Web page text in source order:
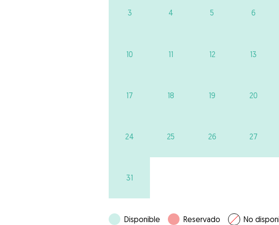
3 4 5 6
10 11 12 13
17 18 19 20
24 25 26 27
31
Disponible Reservado No